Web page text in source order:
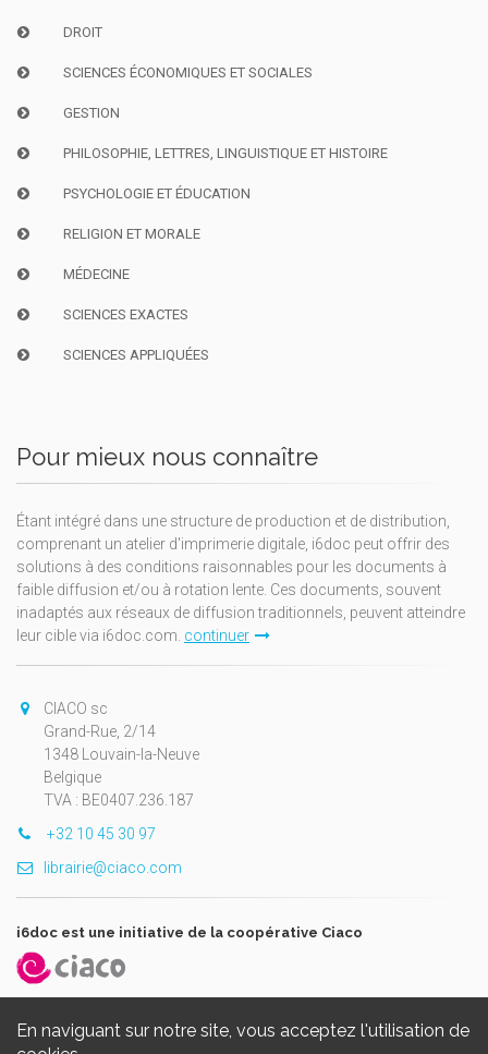
En naviguant sur notre site, vous acceptez l'utilisation de
DROIT
SCIENCES ÉCONOMIQUES ET SOCIALES
GESTION
PHILOSOPHIE, LETTRES, LINGUISTIQUE ET HISTOIRE
PSYCHOLOGIE ET ÉDUCATION
RELIGION ET MORALE
MÉDECINE
SCIENCES EXACTES
SCIENCES APPLIQUÉES
Pour mieux nous connaître
Étant intégré dans une structure de production et de distribution,
comprenant un atelier d'imprimerie digitale, i6doc peut offrir des
solutions à des conditions raisonnables pour les documents à
faible diffusion et/ou à rotation lente. Ces documents, souvent
inadaptés aux réseaux de diffusion traditionnels, peuvent atteindre
leur cible via i6doc.com. continuer
CIACO sc
Grand-Rue, 2/14
1348 Louvain-la-Neuve
Belgique
TVA : BE0407.236.187
+32 10 45 30 97
librairie@ciaco.com
i6doc est une initiative de la coopérative Ciaco